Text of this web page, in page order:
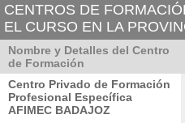
CENTROS DE
EL CURSO EN LA
Nombre y Detalles del Centro
de Formación
Centro Privado de Formación
Profesional Específica
AFIMEC BADAJOZ